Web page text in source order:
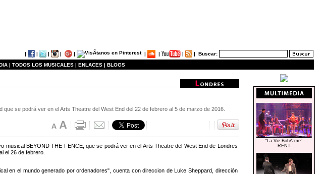
| | | | | | | | | Buscar:
| TODOS LOS MUSICALES | ENLACES | BLOGS
se podrá ver en el Arts Theatre del West End del 22 de febrero al 5 de marzo de 2016.
musical BEYOND THE FENCE, que se podrá ver en el Arts Theatre del West End de Londres
el 26 de febrero.
en el mundo generado por ordenadores", cuenta con direccion de Luke Sheppard, dirección
"La Vie BohÃ¨me"
RENT